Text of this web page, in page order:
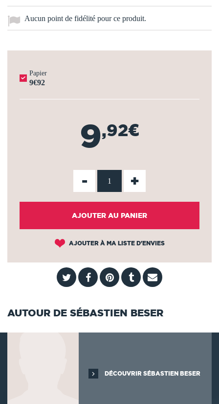
Aucun point de fidélité pour ce produit.
Papier
9€92
9,92€
- +
AJOUTER AU PANIER
AJOUTER À MA LISTE D'ENVIES
AUTOUR DE SÉBASTIEN BESER
DÉCOUVRIR SÉBASTIEN BESER